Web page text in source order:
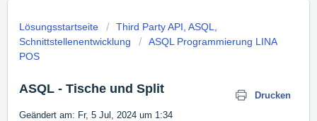
Lösungsstartseite
Third Party API, ASQL,
Schnittstellenentwicklung
ASQL Programmierung LINA
POS
ASQL - Tische und Split
Drucken
Geändert am: Fr, 5 Jul, 2024 um 1:34